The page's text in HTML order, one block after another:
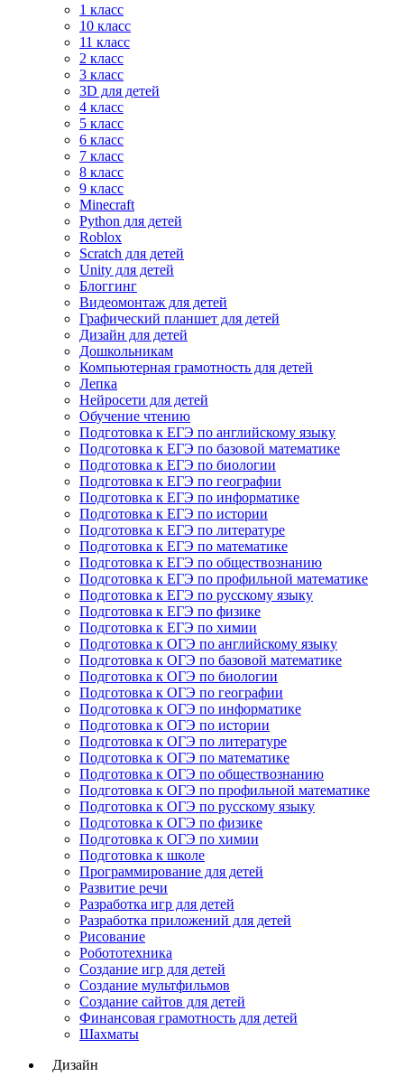
1 класс
10 класс
11 класс
2 класс
3 класс
3D для детей
4 класс
5 класс
6 класс
7 класс
8 класс
9 класс
Minecraft
Python для детей
Roblox
Scratch для детей
Unity для детей
Блоггинг
Видеомонтаж для детей
Графический планшет для детей
Дизайн для детей
Дошкольникам
Компьютерная грамотность для детей
Лепка
Нейросети для детей
Обучение чтению
Подготовка к ЕГЭ по английскому языку
Подготовка к ЕГЭ по базовой математике
Подготовка к ЕГЭ по биологии
Подготовка к ЕГЭ по географии
Подготовка к ЕГЭ по информатике
Подготовка к ЕГЭ по истории
Подготовка к ЕГЭ по литературе
Подготовка к ЕГЭ по математике
Подготовка к ЕГЭ по обществознанию
Подготовка к ЕГЭ по профильной математике
Подготовка к ЕГЭ по русскому языку
Подготовка к ЕГЭ по физике
Подготовка к ЕГЭ по химии
Подготовка к ОГЭ по английскому языку
Подготовка к ОГЭ по базовой математике
Подготовка к ОГЭ по биологии
Подготовка к ОГЭ по географии
Подготовка к ОГЭ по информатике
Подготовка к ОГЭ по истории
Подготовка к ОГЭ по литературе
Подготовка к ОГЭ по математике
Подготовка к ОГЭ по обществознанию
Подготовка к ОГЭ по профильной математике
Подготовка к ОГЭ по русскому языку
Подготовка к ОГЭ по физике
Подготовка к ОГЭ по химии
Подготовка к школе
Программирование для детей
Развитие речи
Разработка игр для детей
Разработка приложений для детей
Рисование
Робототехника
Создание игр для детей
Создание мультфильмов
Создание сайтов для детей
Финансовая грамотность для детей
Шахматы
Дизайн